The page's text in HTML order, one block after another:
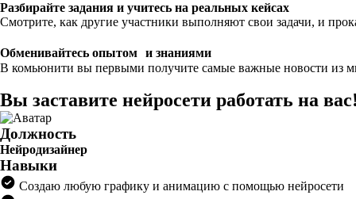
Разбирайте задания и учитесь на реальных кейсах
Смотрите, как другие участники выполняют свои задачи, и
Обменивайтесь опытом и знаниями
В комьюнити вы первыми получите самые важные новости из
Вы заставите нейросети работать на вас!
Должность
Нейродизайнер
Навыки
Создаю любую графику и анимацию с помощью нейросети